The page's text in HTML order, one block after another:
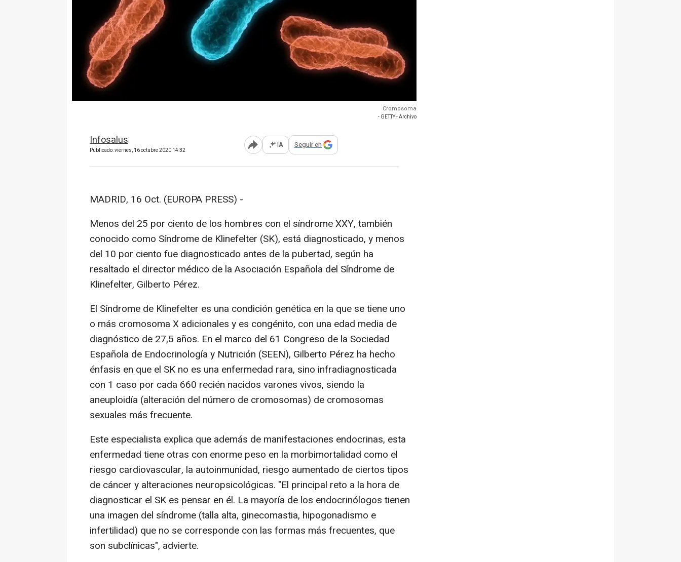
Cromosoma
- GETTY - Archivo
Infosalus
Publicado: viernes, 16 octubre 2020 14:32 Abrir opciones para compartir
IA Seguir en
MADRID, 16 Oct. (EUROPA PRESS) -
Menos del 25 por ciento de los hombres con el síndrome XXY, también
conocido como Síndrome de Klinefelter (SK), está diagnosticado, y menos
del 10 por ciento fue diagnosticado antes de la pubertad, según ha
resaltado el director médico de la Asociación Española del Síndrome de
Klinefelter, Gilberto Pérez.
El Síndrome de Klinefelter es una condición genética en la que se tiene uno
o más cromosoma X adicionales y es congénito, con una edad media de
diagnóstico de 27,5 años. En el marco del 61 Congreso de la Sociedad
Española de Endocrinología y Nutrición (SEEN), Gilberto Pérez ha hecho
énfasis en que el SK no es una enfermedad rara, sino infradiagnosticada
con 1 caso por cada 660 recién nacidos varones vivos, siendo la
aneuploidía (alteración del número de cromosomas) de cromosomas
sexuales más frecuente.
Este especialista explica que además de manifestaciones endocrinas, esta
enfermedad tiene otras con enorme peso en la morbimortalidad como el
riesgo cardiovascular, la autoinmunidad, riesgo aumentado de ciertos tipos
de cáncer y alteraciones neuropsicológicas. "El principal reto a la hora de
diagnosticar el SK es pensar en él. La mayoría de los endocrinólogos tienen
una imagen del síndrome (talla alta, ginecomastia, hipogonadismo e
infertilidad) que no se corresponde con las formas más frecuentes, que
son subclínicas", advierte.